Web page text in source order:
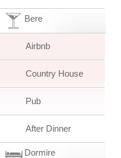
Bere
Airbnb
Country House
Pub
After Dinner
Dormire